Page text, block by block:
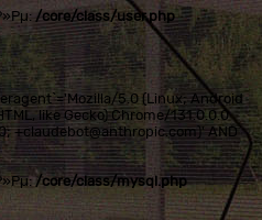
/core/class/user.php
5.0 (Linux; Android
like Gecko) Chrome/131.0.0.0
+claudebot@anthropic.com)' AND
/core/class/mysql.php